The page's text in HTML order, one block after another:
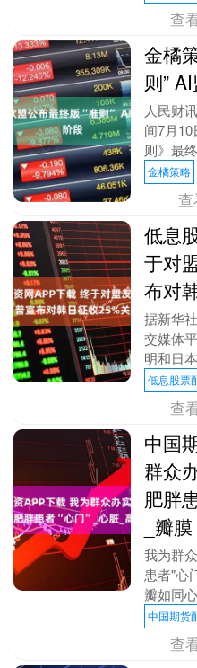
查
金橘
则”
人民财
间7月
则》最
《人工
通用人
金橘策略
低息
于对
布对
据新华
交媒体
明和日
起对韩
25%的
低息股票
查
中国
群众
肥胖
_瓣膜
我为群
患者"心
瓣如同
着年龄
开口面
中国期货
查